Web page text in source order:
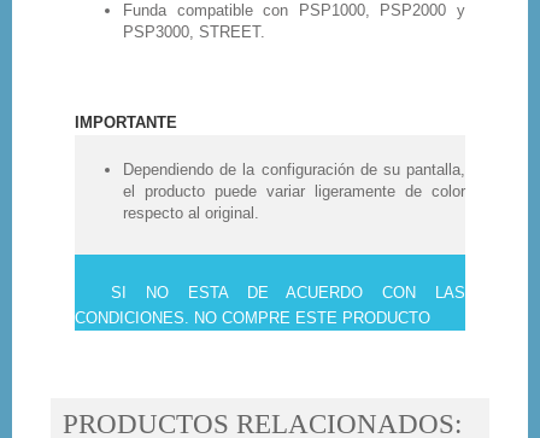
Funda compatible con PSP1000, PSP2000 y
PSP3000, STREET.
IMPORTANTE
Dependiendo de la configuración de su pantalla,
el producto puede variar ligeramente de color
respecto al original.
SI NO ESTA DE ACUERDO CON LAS
CONDICIONES. NO COMPRE ESTE PRODUCTO
PRODUCTOS RELACIONADOS: